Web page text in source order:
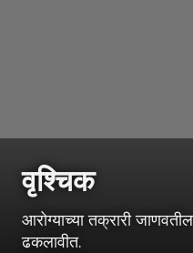
वृश्‍चिक
आरोग्याच्या तक्रारी
ढकलावीत.